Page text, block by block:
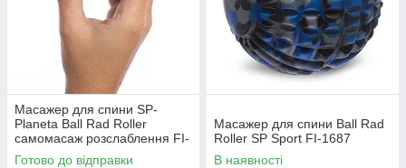
Масажер для спини SP-
Planeta Ball Rad Roller
самомасаж розслаблення FI-
7072 чорний
Готово до відправки
Масажер для спини Ball Rad
Roller SP Sport FI-1687
В наявності